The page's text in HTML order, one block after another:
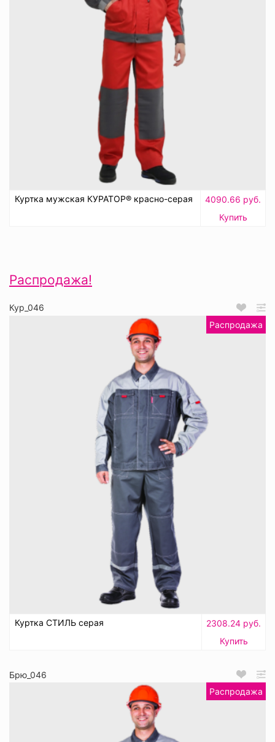
Куртка мужская КУРАТОР® красно-серая
4090.66 руб.
Купить
Распродажа!
Кур_046
Распродажа
Куртка СТИЛЬ серая
2308.24 руб.
Купить
Брю_046
Распродажа